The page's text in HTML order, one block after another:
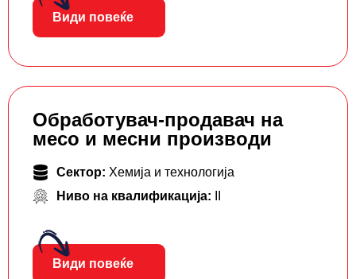
Види повеќе
Обработувач-продавач на
месо и месни производи
Сектор: Хемија и технологија
Ниво на квалификација:
Види повеќе